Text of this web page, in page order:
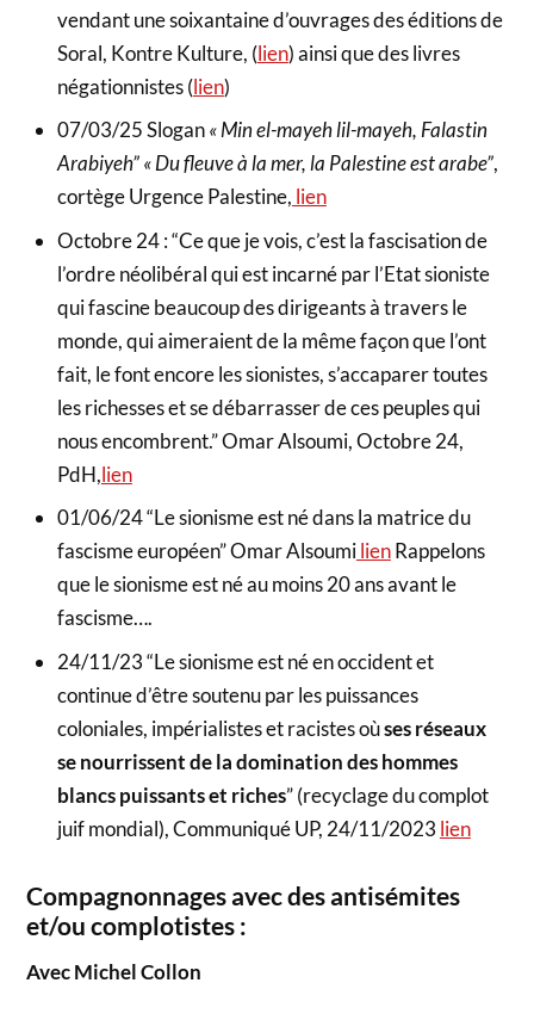
vendant une soixantaine d’ouvrages des éditions de
Soral, Kontre Kulture, (lien) ainsi que des livres
négationnistes (lien)
07/03/25 Slogan« Min el-mayeh lil-mayeh, Falastin
Arabiyeh” « Du fleuve à la mer, la Palestine est arabe”,
cortège Urgence Palestine, lien
Octobre 24 : “Ce que je vois, c’est la fascisation de
l’ordre néolibéral qui est incarné par l’Etat sioniste
qui fascine beaucoup des dirigeants à travers le
monde, qui aimeraient de la même façon que l’ont
fait, le font encore les sionistes, s’accaparer toutes
les richesses et se débarrasser de ces peuples qui
nous encombrent.” Omar Alsoumi, Octobre 24,
PdH,lien
01/06/24 “Le sionisme est né dans la matrice du
fascisme européen” Omar AlsoumilienRappelons
que le sionisme est né au moins 20 ans avant le
fascisme….
24/11/23 “Le sionisme est né en occident et
continue d’être soutenu par les puissances
coloniales, impérialistes et racistes oùses réseaux
se nourrissent de la domination des hommes
blancs puissants et riches” (recyclage du complot
juif mondial), Communiqué UP, 24/11/2023 lien
Compagnonnages avec des antisémites
et/ou complotistes :
Avec Michel Collon